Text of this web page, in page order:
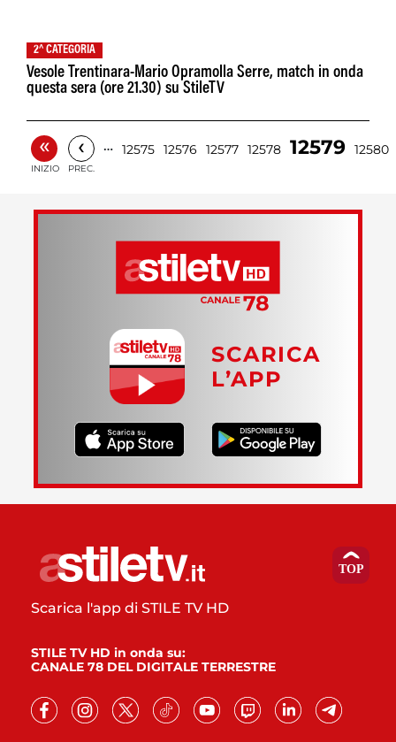
2^ CATEGORIA
Vesole Trentinara-Mario Opramolla Serre, match in onda
questa sera (ore 21.30) su StileTV
«
INIZIO
‹
PREC.
… 12575 12576 12577 12578 12579 12580
SCARICA
L’APP
Scarica l'app di STILE TV HD
STILE TV HD in onda su:
CANALE 78 DEL DIGITALE TERRESTRE